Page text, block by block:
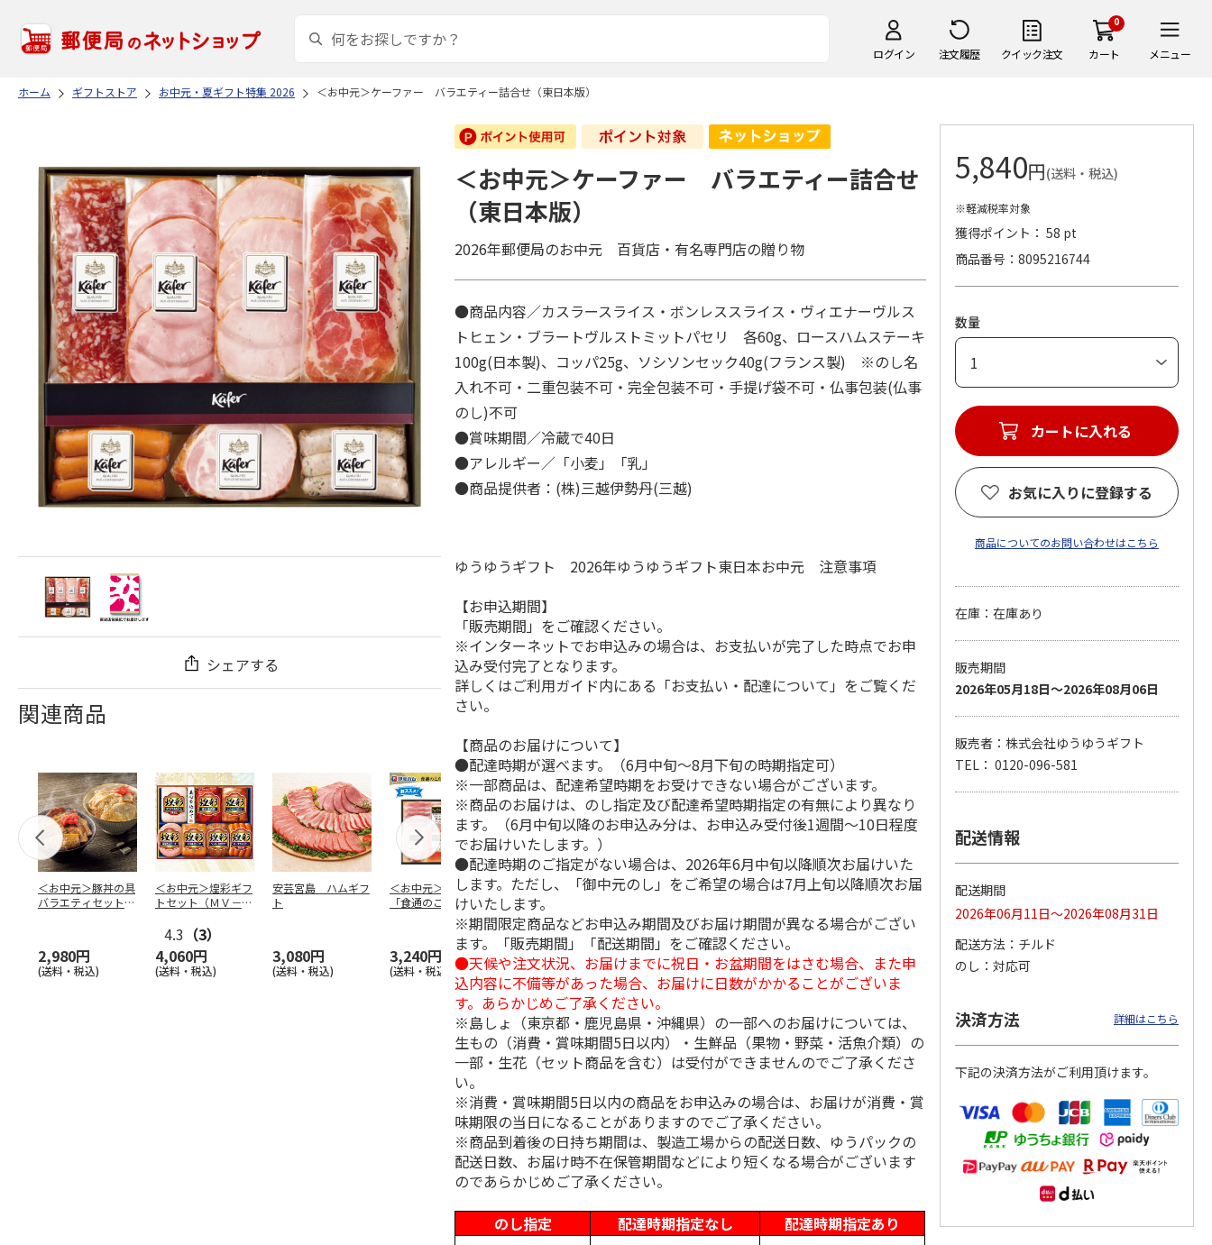
ログイン 注文履歴 クイック注文
0
カート メニュー
ホーム ギフトストア お中元・夏ギフト特集 2026 ＜お中元＞ケーファー バラエティー詰合せ（東日本版）
シェアする
関連商品
＜お中元＞豚丼の具
バラエティセット
2,980円
(送料・税込)
＜お中元＞煌彩ギフ
トセット（ＭＶ－５
4.3 （3）
4,060円
(送料・税込)
安芸宮島 ハムギフ
ト
3,080円
(送料・税込)
＜お中元＞伊藤ハム
「食通のこだわり」
バラエティセット
3,240円
(送料・税込)
＜お中元＞伊藤ハ
ム ハム・ロースト
ビーフバラエティ詰
合せ（…
3,680円
(送料・税込)
＜お中元＞伊藤ハム
（東日本版）
3,240円
(送料・税込)
＜お中元＞豚丼の具
「菊」
3,900円
(送料・税込)
＜お中元＞【冷凍】
エアソートＢＯＸ
5,980円
(送料・税込)
＜お中元＞ケーファ
セット（東日本版）
4,220円
(送料・税込)
セット（東日本版）
＜お中元＞ケーファー バラエティー詰合せ
（東日本版）
2026年郵便局のお中元 百貨店・有名専門店の贈り物
●商品内容／カスラースライス・ボンレススライス・ヴィエナーヴルス
トヒェン・ブラートヴルストミットパセリ 各60g、ロースハムステーキ
100g(日本製)、コッパ25g、ソシソンセック40g(フランス製) ※のし名
入れ不可・二重包装不可・完全包装不可・手提げ袋不可・仏事包装(仏事
のし)不可
●賞味期間／冷蔵で40日
●アレルギー／「小麦」「乳」
●商品提供者：(株)三越伊勢丹(三越)
ゆうゆうギフト 2026年ゆうゆうギフト東日本お中元 注意事項
【お申込期間】
「販売期間」をご確認ください。
※インターネットでお申込みの場合は、お支払いが完了した時点でお申
込み受付完了となります。
詳しくはご利用ガイド内にある「お支払い・配達について」をご覧くだ
さい。
【商品のお届けについて】
●配達時期が選べます。（6月中旬～8月下旬の時期指定可）
※一部商品は、配達希望時期をお受けできない場合がございます。
※商品のお届けは、のし指定及び配達希望時期指定の有無により異なり
ます。（6月中旬以降のお申込み分は、お申込み受付後1週間～10日程度
でお届けいたします。）
●配達時期のご指定がない場合は、2026年6月中旬以降順次お届けいた
します。ただし、「御中元のし」をご希望の場合は7月上旬以降順次お届
けいたします。
※期間限定商品などお申込み期間及びお届け期間が異なる場合がござい
ます。「販売期間」「配送期間」をご確認ください。
●天候や注文状況、お届けまでに祝日・お盆期間をはさむ場合、また申
込内容に不備等があった場合、お届けに日数がかかることがございま
す。あらかじめご了承ください。
※島しょ（東京都・鹿児島県・沖縄県）の一部へのお届けについては、
生もの（消費・賞味期間5日以内）・生鮮品（果物・野菜・活魚介類）の
一部・生花（セット商品を含む）は受付ができませんのでご了承くださ
い。
※消費・賞味期間5日以内の商品をお申込みの場合は、お届けが消費・賞
味期限の当日になることがありますのでご了承ください。
※商品到着後の日持ち期間は、製造工場からの配送日数、ゆうパックの
配送日数、お届け時不在保管期間などにより短くなる場合がございます
のであらかじめご了承ください。
のし指定
配達時期指定なし
配達時期指定あり
5,840円(送料・税込)
※軽減税率対象
獲得ポイント： 58 pt
商品番号
8095216744
数量
カートに入れる
お気に入りに登録する
商品についてのお問い合わせはこちら
在庫：在庫あり
販売期間
2026年05月18日～2026年08月06日
販売者：株式会社ゆうゆうギフト
TEL： 0120-096-581
配送情報
配送期間
2026年06月11日～2026年08月31日
配送方法
チルド
のし
対応可
決済方法 詳細はこちら
下記の決済方法がご利用頂けます。